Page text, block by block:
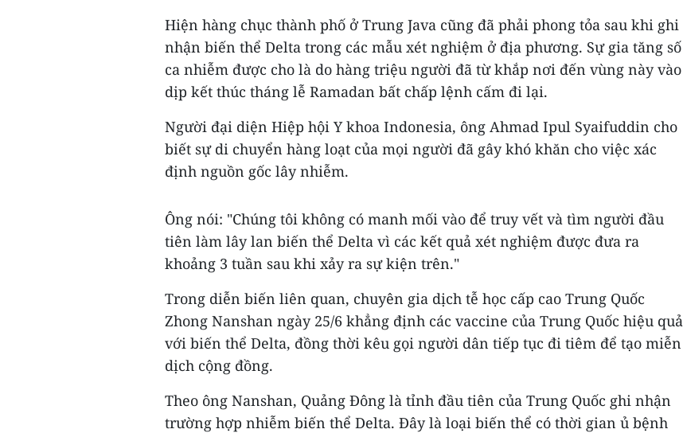
Hiện hàng chục thành phố ở Trung Java cũng đã phải phong tỏa sau khi ghi
nhận biến thể Delta trong các mẫu xét nghiệm ở địa phương. Sự gia tăng số
ca nhiễm được cho là do hàng triệu người đã từ khắp nơi đến vùng này vào
dịp kết thúc tháng lễ Ramadan bất chấp lệnh cấm đi lại.
Người đại diện Hiệp hội Y khoa Indonesia, ông Ahmad Ipul Syaifuddin cho
biết sự di chuyển hàng loạt của mọi người đã gây khó khăn cho việc xác
định nguồn gốc lây nhiễm.
Ông nói: "Chúng tôi không có manh mối vào để truy vết và tìm người đầu
tiên làm lây lan biến thể Delta vì các kết quả xét nghiệm được đưa ra
khoảng 3 tuần sau khi xảy ra sự kiện trên."
Trong diễn biến liên quan, chuyên gia dịch tễ học cấp cao Trung Quốc
Zhong Nanshan ngày 25/6 khẳng định các vaccine của Trung Quốc hiệu quả
với biến thể Delta, đồng thời kêu gọi người dân tiếp tục đi tiêm để tạo miễn
dịch cộng đồng.
Theo ông Nanshan, Quảng Đông là tỉnh đầu tiên của Trung Quốc ghi nhận
trường hợp nhiễm biến thể Delta. Đây là loại biến thể có thời gian ủ bệnh